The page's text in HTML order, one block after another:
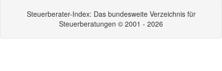
Steuerberater-Index: Das bundesweite Verzeichnis für
Steuerberatungen © 2001 - 2026